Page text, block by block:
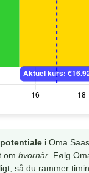
i Oma
om hvornår. Følg
så du rammer